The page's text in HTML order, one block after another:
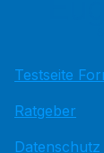
Testseite
Ratgeber
Datenschutz